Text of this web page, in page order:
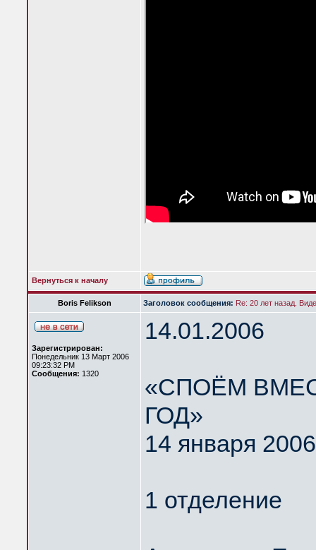
Вернуться к началу
Boris Felikson Заголовок сообщения: Re: 20 лет назад.
Зарегистрирован:
Понедельник 13 Март 2006
09:23:32 PM
Сообщения: 1320
14.01.2006
«СПОЁМ
ГОД»
14 января
1 отделение